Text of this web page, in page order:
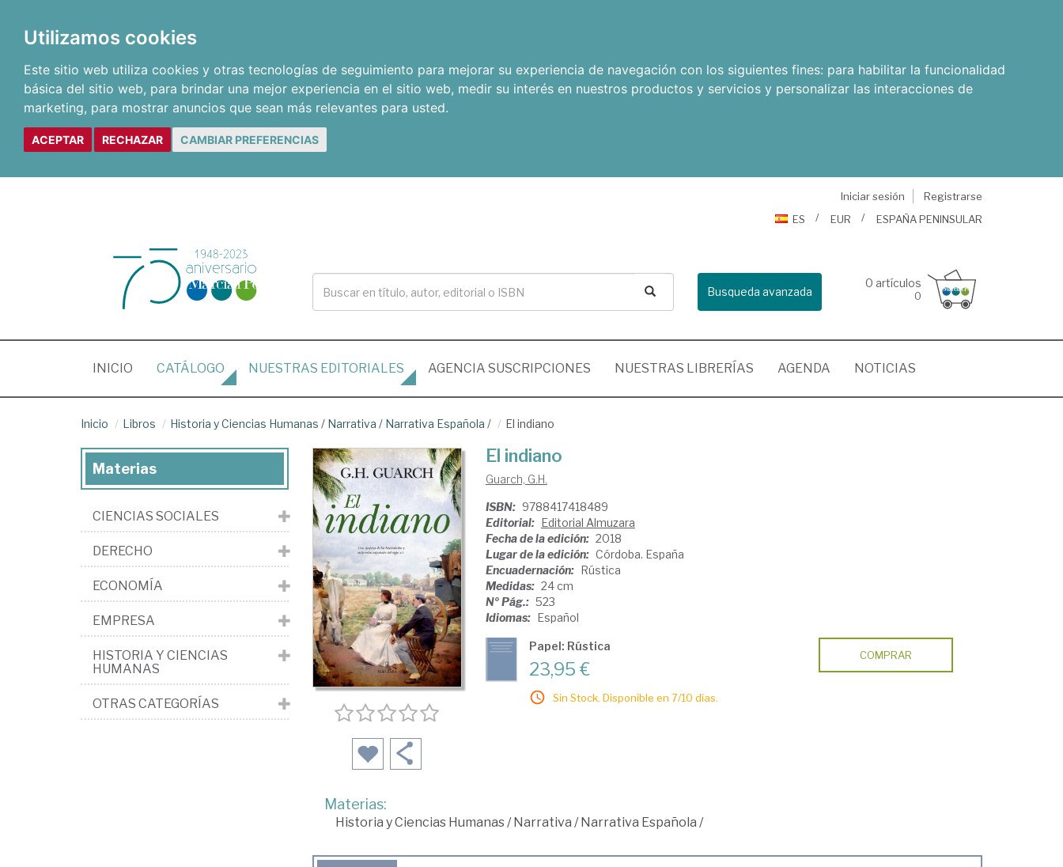
Utilizamos cookies
Este sitio web utiliza cookies y otras tecnologías de seguimiento para mejorar su experiencia de navegación con los siguientes fines: para habilitar la funcionalidad
básica del sitio web, para brindar una mejor experiencia en el sitio web, medir su interés en nuestros productos y servicios y personalizar las interacciones de
marketing, para mostrar anuncios que sean más relevantes para usted.
ACEPTAR RECHAZAR CAMBIAR PREFERENCIAS
Iniciar sesión
Registrarse
ES
EUR ESPAÑA PENINSULAR
Busqueda avanzada
0 artículos
0
INICIO (CURRENT)
CATÁLOGO NUESTRAS EDITORIALES AGENCIA SUSCRIPCIONES NUESTRAS LIBRERÍAS AGENDA NOTICIAS
Inicio Libros Historia y Ciencias Humanas / Narrativa / Narrativa Española / El indiano
El indiano
Guarch, G.H.
ISBN: 9788417418489
Editorial: Editorial Almuzara
Fecha de la edición: 2018
Lugar de la edición: Córdoba. España
Encuadernación: Rústica
Medidas: 24 cm
Nº Pág.: 523
Idiomas: Español
Papel: Rústica
23,95 €
Sin Stock. Disponible en 7/10 días.
COMPRAR
Materias:
Historia y Ciencias Humanas/Narrativa /Narrativa Española /
Materias
CIENCIAS SOCIALES
DERECHO
ECONOMÍA
EMPRESA
HISTORIA Y CIENCIAS
HUMANAS
OTRAS CATEGORÍAS